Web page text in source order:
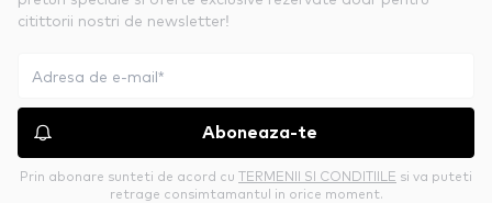
citittorii nostri de newsletter!
Aboneaza-te
Prin abonare sunteti de acord cu TERMENII SI CONDITIILE si va puteti
retrage consimtamantul in orice moment.